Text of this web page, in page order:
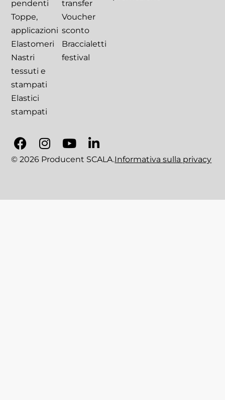
pendenti
Toppe,
applicazioni
Elastomeri
Nastri
tessuti e
stampati
Elastici
stampati
transfer
Voucher
sconto
Braccialetti
festival
© 2026 Producent SCALA.Informativa sulla privacy